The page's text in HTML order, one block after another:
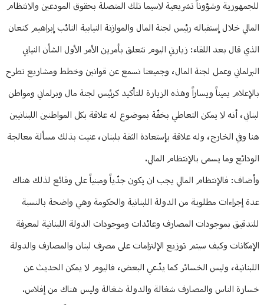
للجمهورية وشؤوناً تشريعية لاسيما تلك المتصلة بحقوق المودعين والانتظام
المالي خلال إستقباله رئيس لجنة المال والموازنة النيابية النائب إبراهيم كنعان
الذي قال بعد اللقاء: زيارتي اليوم تتعلق بأمرين الأمر الأول الشأن النيابي
البرلماني وعمل لجنة المال، وجميعنا نسمع عن قوانين وخطط ومشاريع تطرح
بالإعلام يميناً ويساراً وهذه الزيارة للتأكيد كرئيس لجنة مال وبرلماني ومواطن
لبناني، أنه لا يمكن التعاطي بخفّة بموضوع له علاقة بكل المواطنين اللبنانيين
هنا وفي الخارج، وله علاقة بإستعادة الثقة بلبنان، عنيت بذلك مسألة معالجة
الودائع وما يسمى بالإنتظام المالي.
وأضاف: فالإنتظام المالي يجب ان يكون جدّياً ومبنياً على وقائع لذلك هناك
عدة إجراءات مطلوبة من الدولة اللبنانية والحكومة وهي واضحة بالنسبة
للتدقيق بموجودات المصارف وعائدات وموجودات الدولة اللبنانية لمعرفة
الإمكانات وكيف سيتم توزيع الإلتزامات على مصرف لبنان والمصارف والدولة
اللبنانية، وليس الخسائر كما يدّعي البعض، فاليوم لا يمكن الحديث عن
خسارة الناس والمصارف شغالة والدولة شغالة وليس هناك من إفلاس.